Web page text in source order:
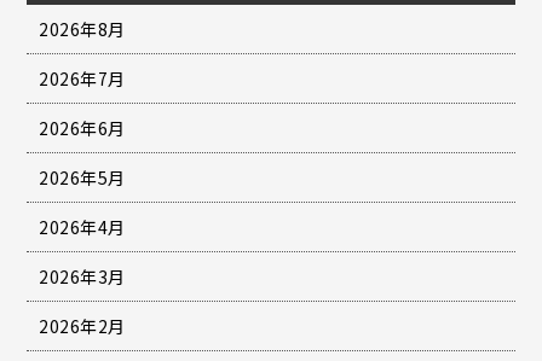
2026年8月
2026年7月
2026年6月
2026年5月
2026年4月
2026年3月
2026年2月